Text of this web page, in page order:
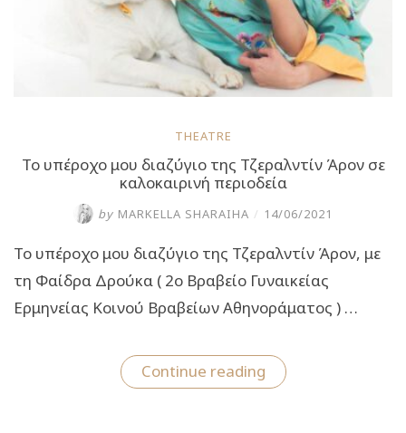
THEATRE
Το υπέροχο μου διαζύγιο της Τζεραλντίν Άρον σε
καλοκαιρινή περιοδεία
by MARKELLA SHARAIHA / 14/06/2021
Το υπέροχο μου διαζύγιο της Τζεραλντίν Άρον, με
τη Φαίδρα Δρούκα ( 2ο Βραβείο Γυναικείας
Ερμηνείας Κοινού Βραβείων Αθηνοράματος ) …
Continue reading“Το
υπέροχο